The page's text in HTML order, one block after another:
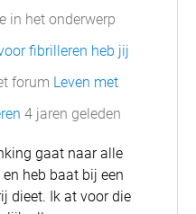
in het onderwerp
fibrilleren heb jij
forum Leven met
4 jaren geleden
gaat naar alle
heb baat bij een
dieet. Ik at voor die